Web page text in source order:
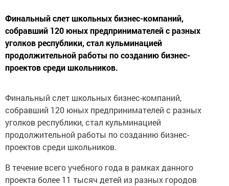
Финальный слет школьных бизнес-компаний,
собравший 120 юных предпринимателей с разных
уголков республики, стал кульминацией
продолжительной работы по созданию бизнес-
проектов среди школьников.
Финальный слет школьных бизнес-компаний,
собравший 120 юных предпринимателей с разных
уголков республики, стал кульминацией
продолжительной работы по созданию бизнес-
проектов среди школьников.
В течение всего учебного года в рамках данного
проекта более 11 тысяч детей из разных городов